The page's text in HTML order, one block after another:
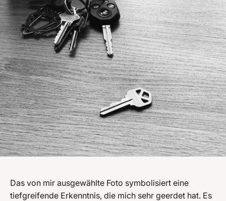
Das von mir ausgewählte Foto symbolisiert eine
tiefgreifende Erkenntnis, die mich sehr geerdet hat. Es